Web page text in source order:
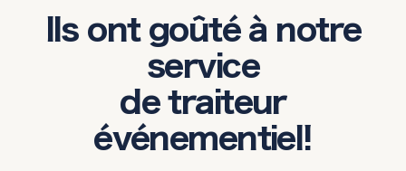
Ils ont goûté à notre
service
de traiteur
événementiel!